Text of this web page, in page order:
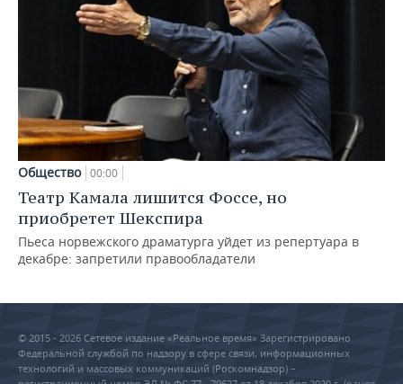
Общество 00:00
Театр Камала лишится Фоссе, но
приобретет Шекспира
Пьеса норвежского драматурга уйдет из репертуара в
декабре: запретили правообладатели
© 2015 - 2026 Сетевое издание «Реальное время» Зарегистрировано
Федеральной службой по надзору в сфере связи, информационных
технологий и массовых коммуникаций (Роскомнадзор) –